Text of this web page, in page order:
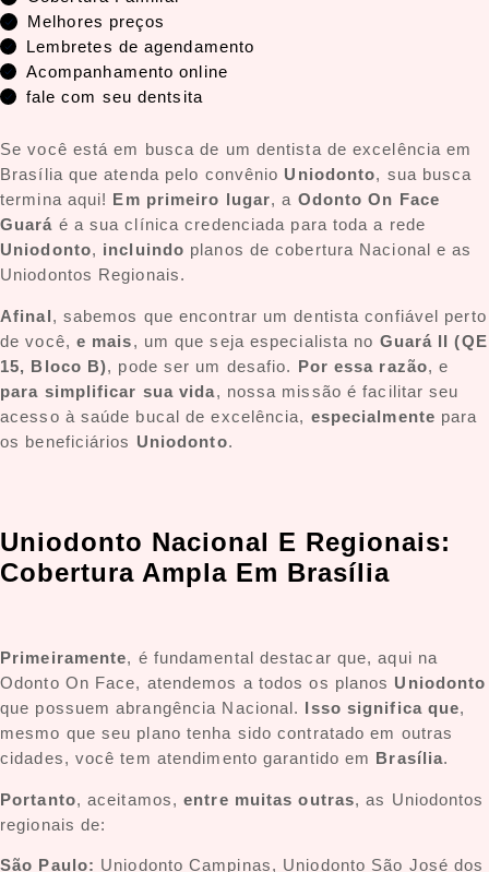
Melhores preços
Lembretes de agendamento
Acompanhamento online
fale com seu dentsita
Se você está em busca de um dentista de excelência em
Brasília que atenda pelo convênio Uniodonto, sua busca
termina aqui! Em primeiro lugar, a Odonto On Face
Guará é a sua clínica credenciada para toda a rede
Uniodonto, incluindo planos de cobertura Nacional e as
Uniodontos Regionais.
Afinal, sabemos que encontrar um dentista confiável perto
de você, e mais, um que seja especialista no Guará II (QE
15, Bloco B), pode ser um desafio. Por essa razão, e
para simplificar sua vida, nossa missão é facilitar seu
acesso à saúde bucal de excelência, especialmente para
os beneficiários Uniodonto.
Uniodonto Nacional E Regionais:
Cobertura Ampla Em Brasília
Primeiramente, é fundamental destacar que, aqui na
Odonto On Face, atendemos a todos os planos Uniodonto
que possuem abrangência Nacional. Isso significa que,
mesmo que seu plano tenha sido contratado em outras
cidades, você tem atendimento garantido em Brasília.
Portanto, aceitamos,entre muitas outras, as Uniodontos
regionais de:
São Paulo: Uniodonto Campinas, Uniodonto São José dos